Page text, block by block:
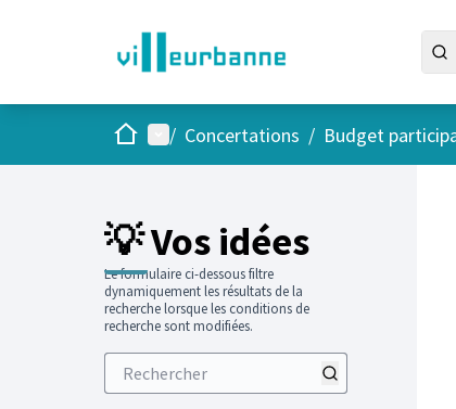
AccueilMenu principal
/ Concertations / Budget
💡 Vos idées
Le formulaire ci-dessous filtre
dynamiquement les résultats de la
recherche lorsque les conditions de
recherche sont modifiées.